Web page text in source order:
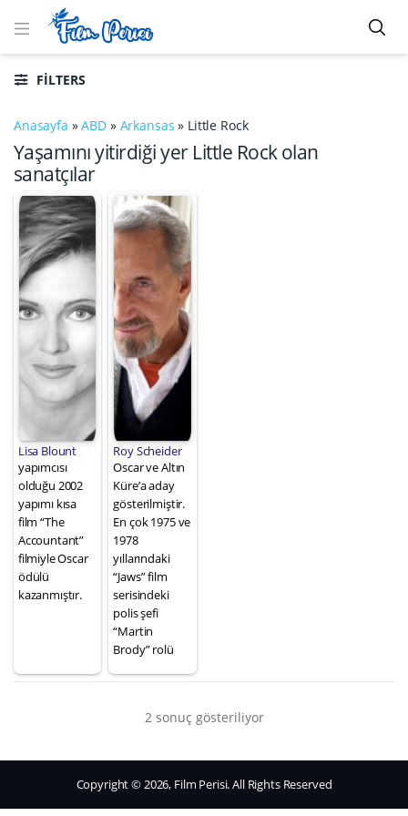
FILTERS
Anasayfa »ABD » Arkansas » Little Rock
Yaşamını yitirdiği yer Little Rock olan
sanatçılar
Lisa Blount
yapımcısı
olduğu 2002
yapımı kısa
film “The
Accountant”
filmiyle Oscar
ödülü
kazanmıştır.
Roy Scheider
Oscar ve Altın
Küre’a aday
gösterilmiştir.
En çok 1975 ve
1978
yıllarındaki
“Jaws” film
serisindeki
polis şefi
“Martin
Brody” rolü
2 sonuç gösteriliyor
Copyright © 2026, Film Perisi. All Rights Reserved